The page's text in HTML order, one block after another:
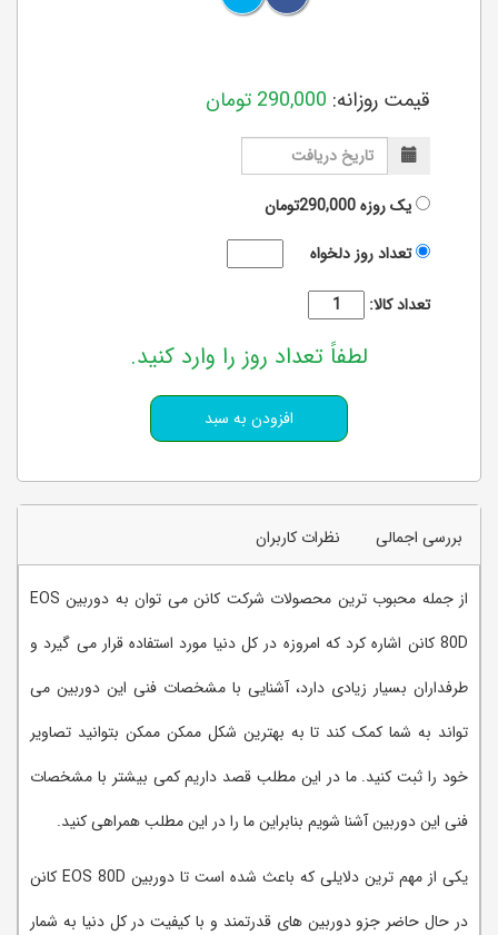
قیمت روزانه: 290,000 تومان
یک روزه290,000تومان
تعداد روز دلخواه
تعداد کالا:
لطفاً تعداد روز را وارد کنید.
بررسی اجمالی نظرات کاربران
از جمله محبوب ترین محصولات شرکت کانن می توان به دوربین EOS
80D کانن اشاره کرد که امروزه در کل دنیا مورد استفاده قرار می گیرد و
طرفداران بسیار زیادی دارد، آشنایی با مشخصات فنی این دوربین می
تواند به شما کمک کند تا به بهترین شکل ممکن ممکن بتوانید تصاویر
خود را ثبت کنید. ما در این مطلب قصد داریم کمی بیشتر با مشخصات
فنی این دوربین آشنا شویم بنابراین ما را در این مطلب همراهی کنید.
یکی از مهم ترین دلایلی که باعث شده است تا دوربین EOS 80D کانن
در حال حاضر جزو دوربین های قدرتمند و با کیفیت در کل دنیا به شمار